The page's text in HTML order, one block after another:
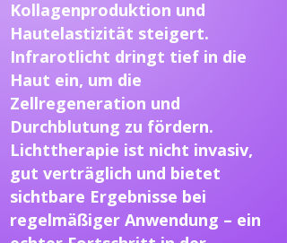
Kollagenproduktion und
Hautelastizität steigert.
Infrarotlicht dringt tief in die
Haut ein, um die
Zellregeneration und
Durchblutung zu fördern.
Lichttherapie ist nicht invasiv,
gut verträglich und bietet
sichtbare Ergebnisse bei
regelmäßiger Anwendung – ein